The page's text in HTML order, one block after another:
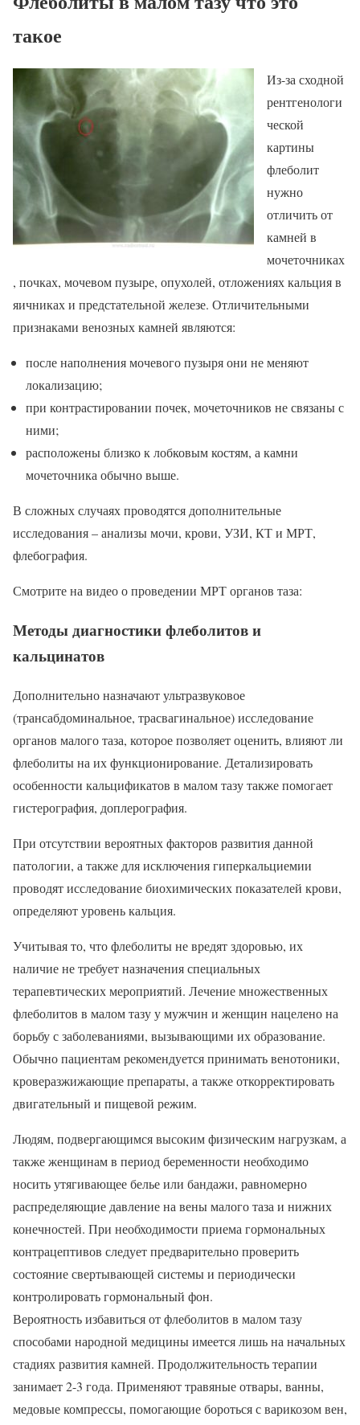
такое
Из-за сходной
рентгенологи
ческой
картины
флеболит
нужно
отличить от
камней в
мочеточниках
, почках, мочевом пузыре, опухолей, отложениях кальция в
яичниках и предстательной железе. Отличительными
признаками венозных камней являются:
после наполнения мочевого пузыря они не меняют
локализацию;
при контрастировании почек, мочеточников не связаны с
ними;
расположены близко к лобковым костям, а камни
мочеточника обычно выше.
В сложных случаях проводятся дополнительные
исследования – анализы мочи, крови, УЗИ, КТ и МРТ,
флебография.
Смотрите на видео о проведении МРТ органов таза:
Методы диагностики флеболитов и
кальцинатов
Дополнительно назначают ультразвуковое
(трансабдоминальное, трасвагинальное) исследование
органов малого таза, которое позволяет оценить, влияют ли
флеболиты на их функционирование. Детализировать
особенности кальцификатов в малом тазу также помогает
гистерография, доплерография.
При отсутствии вероятных факторов развития данной
патологии, а также для исключения гиперкальциемии
проводят исследование биохимических показателей крови,
определяют уровень кальция.
Учитывая то, что флеболиты не вредят здоровью, их
наличие не требует назначения специальных
терапевтических мероприятий. Лечение множественных
флеболитов в малом тазу у мужчин и женщин нацелено на
борьбу с заболеваниями, вызывающими их образование.
Обычно пациентам рекомендуется принимать венотоники,
кроверазжижающие препараты, а также откорректировать
двигательный и пищевой режим.
Людям, подвергающимся высоким физическим нагрузкам, а
также женщинам в период беременности необходимо
носить утягивающее белье или бандажи, равномерно
распределяющие давление на вены малого таза и нижних
конечностей. При необходимости приема гормональных
контрацептивов следует предварительно проверить
состояние свертывающей системы и периодически
контролировать гормональный фон.
Вероятность избавиться от флеболитов в малом тазу
способами народной медицины имеется лишь на начальных
стадиях развития камней. Продолжительность терапии
занимает 2-3 года. Применяют травяные отвары, ванны,
медовые компрессы, помогающие бороться с варикозом вен,